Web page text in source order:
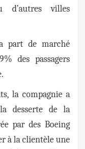
d’autres villes
part de marché
des passagers
la compagnie a
desserte de la
par des Boeing
à la clientèle une